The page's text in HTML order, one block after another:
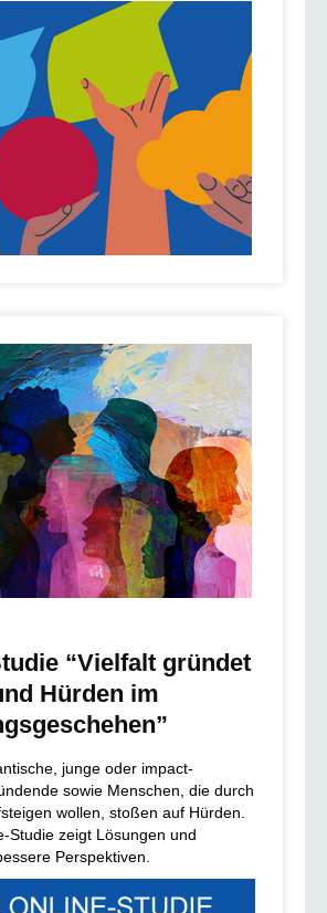
“Vielfalt gründet
Hürden im
junge oder impact-
sowie Menschen, die durch
wollen, stoßen auf Hürden.
Studie zeigt Lösungen und
Perspektiven.